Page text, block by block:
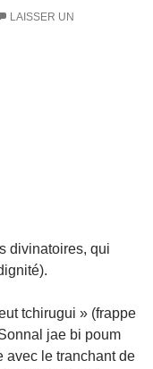
LAISSER UN
divinatoires, qui
tchirugui » (frappe
jae bi poum
avec le tranchant de